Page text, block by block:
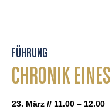
FÜHRUNG
CHRONIK
23. März // 11.00 – 12.00